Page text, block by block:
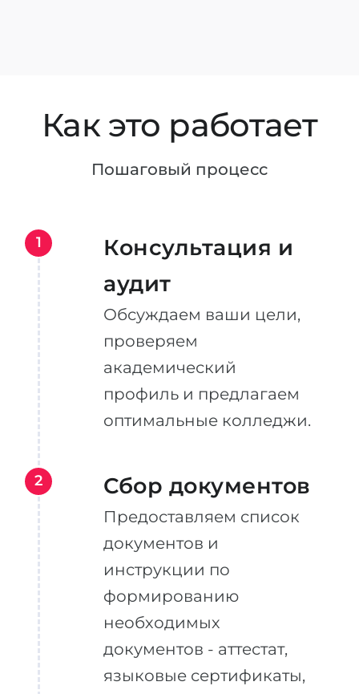
Как это работает
Пошаговый процесс
1
Консультация и
аудит
Обсуждаем ваши цели,
проверяем
академический
профиль и предлагаем
оптимальные колледжи.
2 Сбор документов
Предоставляем список
документов и
инструкции по
формированию
необходимых
документов - аттестат,
языковые сертификаты,